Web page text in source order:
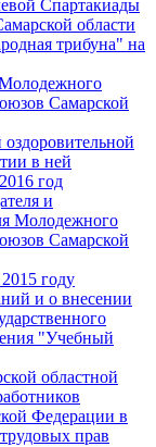
Спартакиады
области
трибуна" на
Самарской
в ней
год
и
Молодежного
Самарской
году
и о внесении
"Учебный
областной
Федерации в
прав